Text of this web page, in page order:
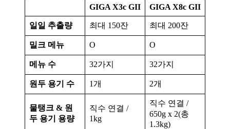
GIGA X3c GII GIGA X8c GII
일일 추출량 최대 150잔 최대 200잔
밀크 메뉴 O O
메뉴 수 32가지 32가지
원두 용기 수 1개 2개
물탱크 & 원
두 용기 용량
직수 연결 /
1kg
직수 연결 /
650g x 2(총
1.3kg)